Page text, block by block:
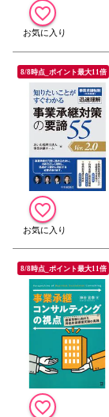
8/8時点_ポイント最大11倍
8/8時点_ポイント最大11倍